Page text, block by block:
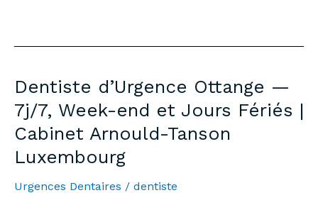
Dentiste d’Urgence Ottange —
7j/7, Week-end et Jours Fériés |
Cabinet Arnould-Tanson
Luxembourg
Urgences Dentaires / dentiste